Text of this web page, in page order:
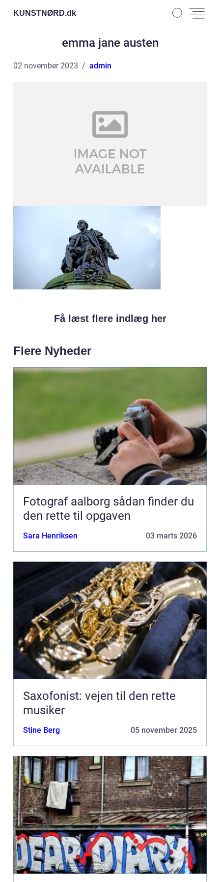
KUNSTNØRD.dk
emma jane austen
02 november 2023 admin
Få læst flere indlæg her
Flere Nyheder
Fotograf aalborg sådan finder du
den rette til opgaven
Sara Henriksen 03 marts 2026
Saxofonist: vejen til den rette
musiker
Stine Berg 05 november 2025